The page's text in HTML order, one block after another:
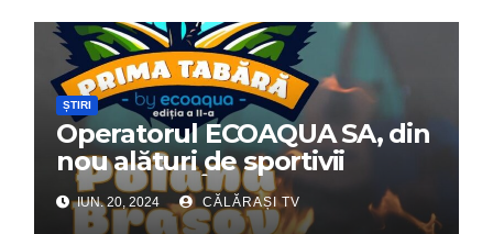
ȘTIRI
Operatorul ECOAQUA SA, din
nou alături de sportivii
călărășeni. Începe „Prima
Tabără”!
IUN. 20, 2024 CĂLĂRAȘI TV